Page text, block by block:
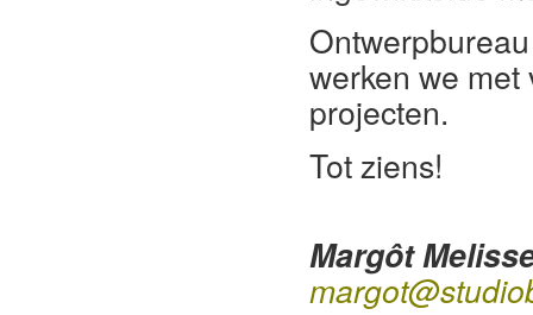
werken we
projecten.
Tot ziens!
Margôt